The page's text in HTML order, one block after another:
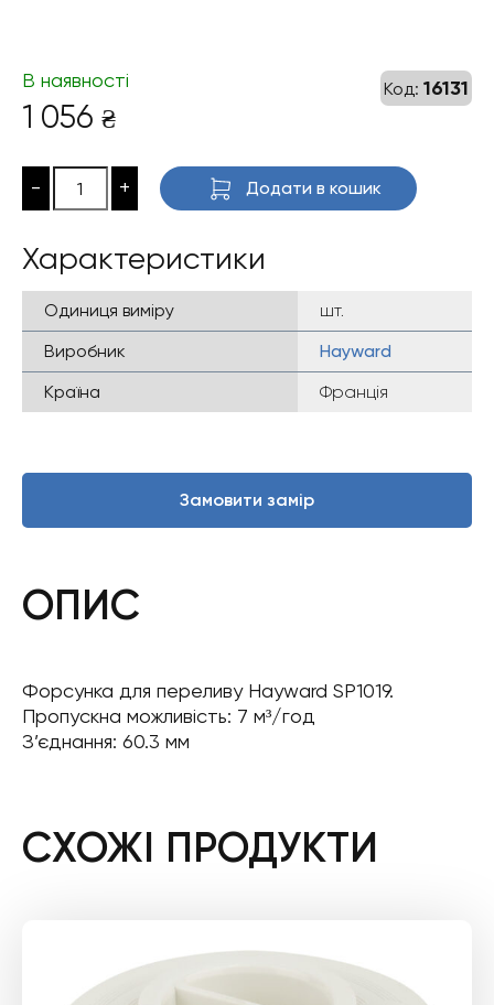
Код: 16131
В наявності
1 056 ₴
- + Додати в кошик
Характеристики
Одиниця виміру
шт.
Виробник
Hayward
Країна
Франція
Замовити замір
ОПИС
Форсунка для переливу Hayward SP1019.
Пропускна можливість: 7 м³/год
З’єднання: 60.3 мм
СХОЖІ ПРОДУКТИ